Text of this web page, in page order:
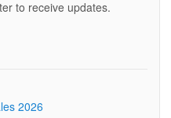
to receive updates.
2026